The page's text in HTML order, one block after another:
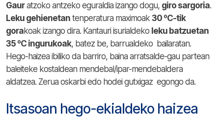
Gauratzoko antzeko eguraldia izango dogu, giro sargoria.
Leku gehienetan tenperatura maximoak 30 ºC-tik
gorakoak izango dira. Kantauri isurialdeko leku batzuetan
35 ºC ingurukoak, batez be, barrualdeko bailaratan.
Hego-haizea ibiliko da barriro, baina arratsalde-gau partean
baleiteke kostaldean mendebal/ipar-mendebaldera
aldatzea. Zerua oskarbi edo hodei gutxigaz egongo da.
Itsasoan hego-ekialdeko haizea